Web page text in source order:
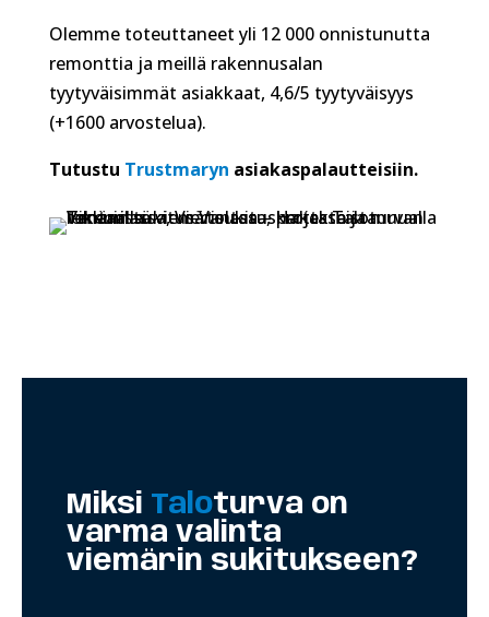
Olemme toteuttaneet yli 12 000 onnistunutta
remonttia ja meillä rakennusalan
tyytyväisimmät asiakkaat, 4,6/5 tyytyväisyys
(+1600 arvostelua).
Tutustu Trustmaryn asiakaspalautteisiin.
Miksi Taloturva on
varma valinta
viemärin sukitukseen?